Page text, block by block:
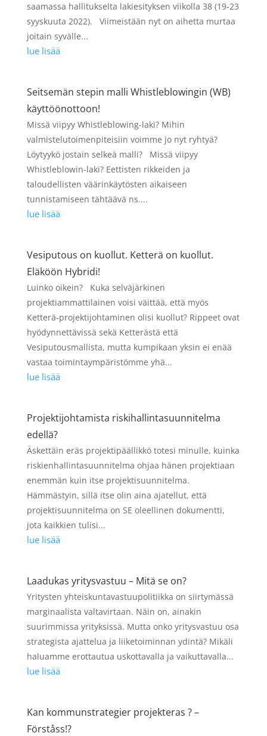
saamassa hallitukselta lakiesityksen viikolla 38 (19-23
syyskuuta 2022). Viimeistään nyt on aihetta murtaa
joitain syvälle...
lue lisää
Seitsemän stepin malli Whistleblowingin (WB)
käyttöönottoon!
Missä viipyy Whistleblowing-laki? Mihin
valmistelutoimenpiteisiin voimme jo nyt ryhtyä?
Löytyykö jostain selkeä malli? Missä viipyy
Whistleblowin-laki? Eettisten rikkeiden ja
taloudellisten väärinkäytösten aikaiseen
tunnistamiseen tähtäävä ns....
lue lisää
Vesiputous on kuollut. Ketterä on kuollut.
Eläköön Hybridi!
Luinko oikein? Kuka selväjärkinen
projektiammattilainen voisi väittää, että myös
Ketterä-projektijohtaminen olisi kuollut? Rippeet ovat
hyödynnettävissä sekä Ketterästä että
Vesiputousmallista, mutta kumpikaan yksin ei enää
vastaa toimintaympäristömme yhä...
lue lisää
Projektijohtamista riskihallintasuunnitelma
edellä?
Äskettäin eräs projektipäällikkö totesi minulle, kuinka
riskienhallintasuunnitelma ohjaa hänen projektiaan
enemmän kuin itse projektisuunnitelma.
Hämmästyin, sillä itse olin aina ajatellut, että
projektisuunnitelma on SE oleellinen dokumentti,
jota kaikkien tulisi...
lue lisää
Laadukas yritysvastuu – Mitä se on?
Yritysten yhteiskuntavastuupolitiikka on siirtymässä
marginaalista valtavirtaan. Näin on, ainakin
suurimmissa yrityksissä. Mutta onko yritysvastuu osa
strategista ajattelua ja liiketoiminnan ydintä? Mikäli
haluamme erottautua uskottavalla ja vaikuttavalla...
lue lisää
Kan kommunstrategier projekteras ? –
Förståss!?